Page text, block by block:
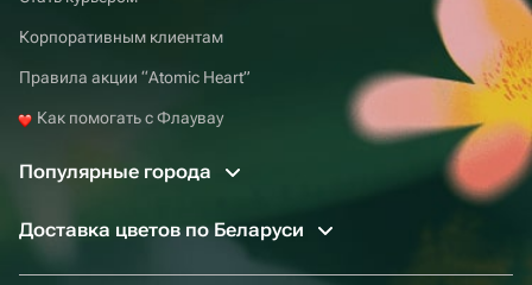
Корпоративным клиентам
Правила акции “Atomic Heart”
Как помогать с Флаувау
Популярные города
Доставка цветов по Беларуси